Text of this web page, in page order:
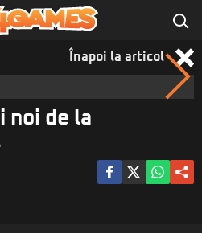
Înapoi la articol
noi de la